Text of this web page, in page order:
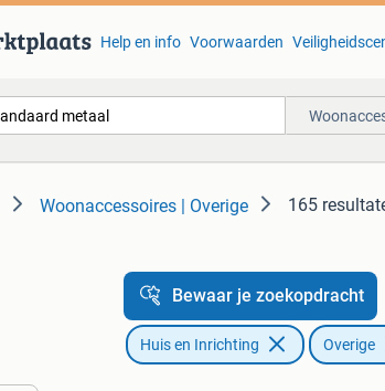
Help en info Voorwaarden
Woonaccessoires | Overige 165
Bewaar je zoekopdracht
Huis en Inrichting Overige